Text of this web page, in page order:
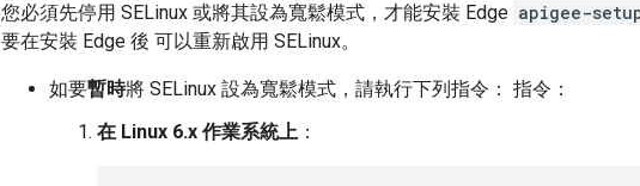
您必須先停用 SELinux 或將其設為寬鬆模式，才能安裝 Edge apigee-
要在安裝 Edge 後 可以重新啟用 SELinux。
如要暫時將 SELinux 設為寬鬆模式，請執行下列指令： 指令：
在 Linux 6.x 作業系統上 ：